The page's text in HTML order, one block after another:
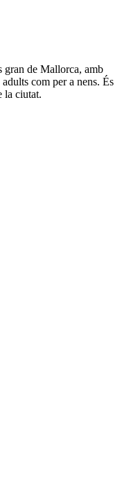
gran de Mallorca, amb
com per a nens. És
la ciutat.